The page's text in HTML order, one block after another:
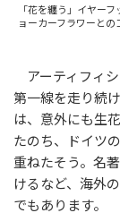
「花を纏う」イヤー
ョーカーフラワーとの
アーティフィ
第一線を走り続
は、意外にも生
たのち、ドイツ
重ねたそう。名
けるなど、海外
でもあります。